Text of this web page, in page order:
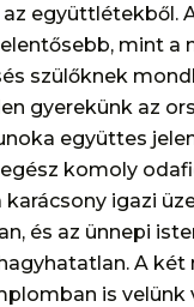
együttlétekből.
mint a
szülőknek
gyerekünk az
együttes
komoly
karácsony igazi
és az ünnepi
A két
is velünk